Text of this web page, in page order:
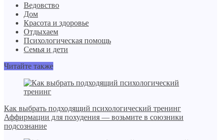
Ведовство
Дом
Красота и здоровье
Отдыхаем
Психологическая помощь
Семья и дети
Читайте также
Как выбрать подходящий психологический тренинг
Аффирмации для похудения — возьмите в союзники
подсознание